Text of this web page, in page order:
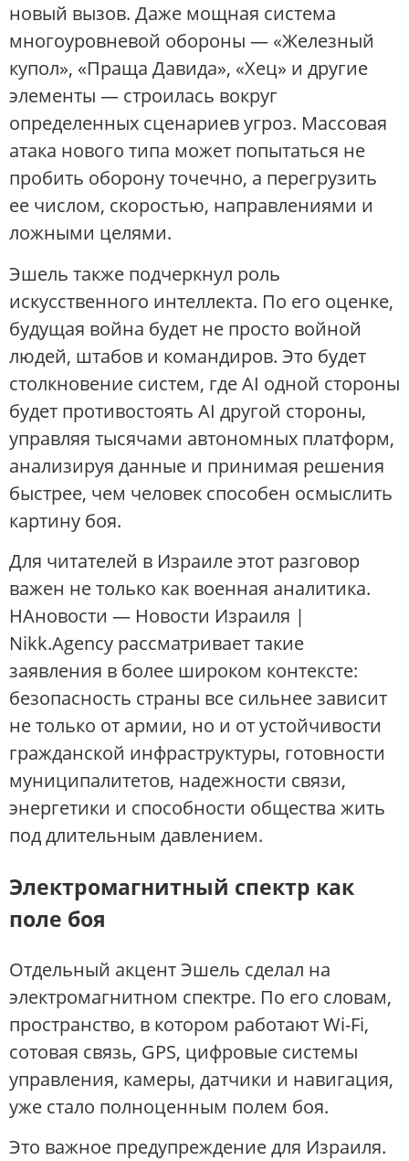
новый вызов. Даже мощная система
многоуровневой обороны — «Железный
купол», «Праща Давида», «Хец» и другие
элементы — строилась вокруг
определенных сценариев угроз. Массовая
атака нового типа может попытаться не
пробить оборону точечно, а перегрузить
ее числом, скоростью, направлениями и
ложными целями.
Эшель также подчеркнул роль
искусственного интеллекта. По его оценке,
будущая война будет не просто войной
людей, штабов и командиров. Это будет
столкновение систем, где AI одной стороны
будет противостоять AI другой стороны,
управляя тысячами автономных платформ,
анализируя данные и принимая решения
быстрее, чем человек способен осмыслить
картину боя.
Для читателей в Израиле этот разговор
важен не только как военная аналитика.
НАновости — Новости Израиля |
Nikk.Agency рассматривает такие
заявления в более широком контексте:
безопасность страны все сильнее зависит
не только от армии, но и от устойчивости
гражданской инфраструктуры, готовности
муниципалитетов, надежности связи,
энергетики и способности общества жить
под длительным давлением.
Электромагнитный спектр как
поле боя
Отдельный акцент Эшель сделал на
электромагнитном спектре. По его словам,
пространство, в котором работают Wi-Fi,
сотовая связь, GPS, цифровые системы
управления, камеры, датчики и навигация,
уже стало полноценным полем боя.
Это важное предупреждение для Израиля.